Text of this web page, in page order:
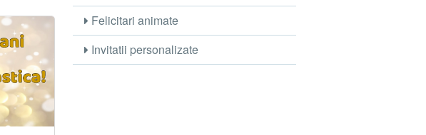
Felicitari animate
Invitatii personalizate